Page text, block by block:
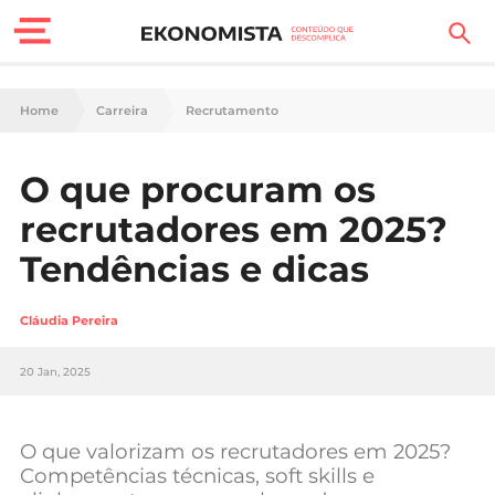
Finanças Pessoais
Carreira
Casa
Lifestyle
Sociedade
Negócios
Home Carreira Recrutamento
O que procuram os
recrutadores em 2025?
Tendências e dicas
Cláudia Pereira
20 Jan, 2025
O que valorizam os recrutadores em 2025?
Competências técnicas, soft skills e